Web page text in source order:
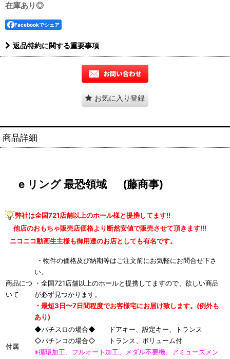
在庫あり◎
Facebookでシェア
返品特約に関する重要事項
お気に入り登録
商品詳細
e リング 最恐領域 (藤商事)
弊社は全国721店舗以上のホール様と提携してます!!
他店のおもちゃ販売店価格より断然安値で販売させて頂きます!!!
ニコニコ動画生主様も御用達のお店としても有名です。
商品につ
いて
・物件の価格及び納期等はご注文前にお気軽にお問合せ下さ
い。
・全国721店舗以上のホールと提携してますので、欲しい商品
が必ず見つかります。
・最短3日〜7日間程度でお客様宅にお届け致します。(例外も
あり)
付属
◆パチスロの場合◆ ドアキー、設定キー、トランス
◇パチンコの場合◇ トランス、ボリューム付
※循環加工、フルオート加工、メダル不要機、アミューズメン